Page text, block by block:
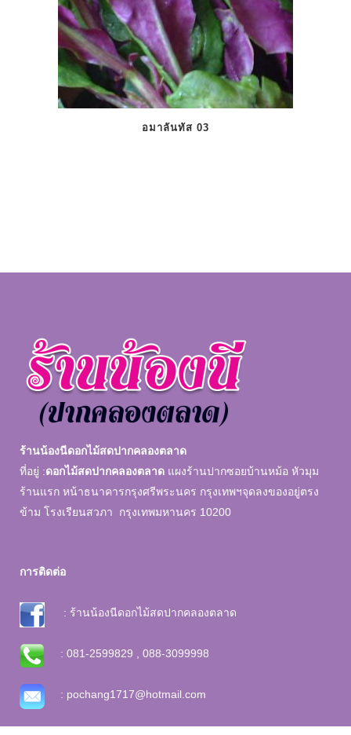
อมาลันทัส 03
ร้านน้องนีดอกไม้สดปากคลองตลาด
ที่อยู่ :ดอกไม้สดปากคลองตลาด แผงร้านปากซอยบ้านหม้อ หัวมุม
ร้านแรก หน้าธนาคารกรุงศรีพระนคร กรุงเทพฯจุดลงของอยู่ตรง
ข้าม โรงเรียนสวภา กรุงเทพมหานคร 10200
การติดต่อ
: ร้านน้องนีดอกไม้สดปากคลองตลาด
: 081-2599829 , 088-3099998
: pochang1717@hotmail.com